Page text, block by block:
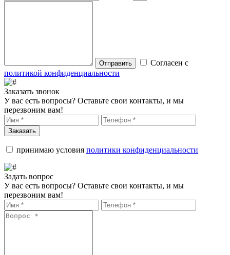
Отправить
Согласен с
политикой конфиденциальности
Заказать звонок
У вас есть вопросы? Оставьте свои контакты, и мы
перезвоним вам!
Заказать
принимаю условия политики конфиденциальности
Задать вопрос
У вас есть вопросы? Оставьте свои контакты, и мы
перезвоним вам!